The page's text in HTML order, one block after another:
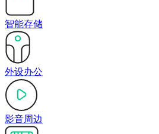
智能存储
外设办公
影音周边